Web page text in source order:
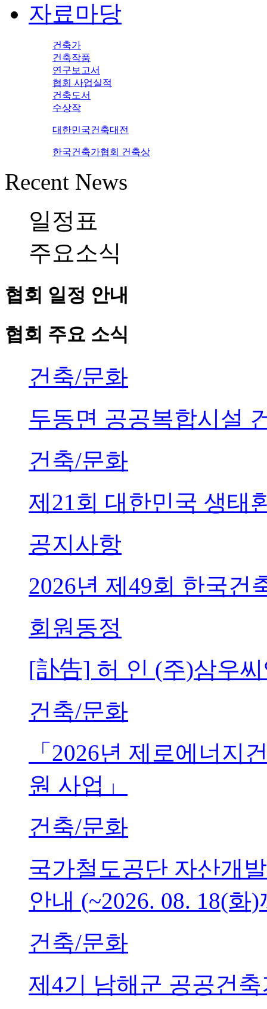
자료마당
건축가
건축작품
연구보고서
협회 사업실적
건축도서
수상작
대한민국건축대전
한국건축가협회 건축상
Recent News
일정표
주요소식
협회 일정 안내
협회 주요 소식
건축/문화
두동면 공공복합시설
건축/문화
제21회 대한민국 생태
공지사항
2026년 제49회 한국건
회원동정
[訃告] 허 인 (주)삼우
건축/문화
「2026년 제로에너지
원 사업」
건축/문화
국가철도공단 자산개
안내 (~2026. 08. 18(화
건축/문화
제4기 남해군 공공건